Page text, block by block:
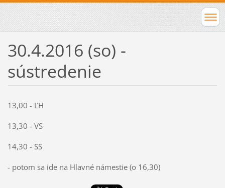
30.4.2016 (so) -
sústredenie
13,00 - ĽH
13,30 - VS
14,30 - SS
- potom sa ide na Hlavné námestie (o 16,30)